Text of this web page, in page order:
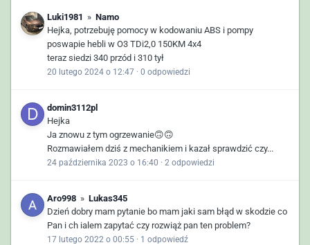
Luki1981 » Namo
Hejka, potrzebuję pomocy w kodowaniu ABS i pompy
poswapie hebli w O3 TDi2,0 150KM 4x4
teraz siedzi 340 przód i 310 tył
20 lutego 2024 o 12:47 · 0 odpowiedzi
domin3112pl
Hejka
Ja znowu z tym ogrzewanie🙃🙃
Rozmawiałem dziś z mechanikiem i kazał sprawdzić czy...
24 października 2023 o 16:40 · 2 odpowiedzi
Aro998 » Lukas345
Dzień dobry mam pytanie bo mam jaki sam błąd w skodzie co
Pan i ch ialem zapytać czy rozwiąż pan ten problem?
17 lutego 2022 o 00:55 · 1 odpowiedź